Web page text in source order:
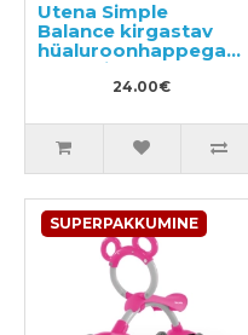
Utena Simple
Balance kirgastav
hüaluroonhappega
näolosjoon 220ml
24.00€
SUPERPAKKUMINE